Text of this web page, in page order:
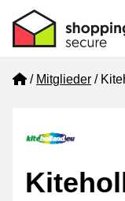
Home
Mitglieder